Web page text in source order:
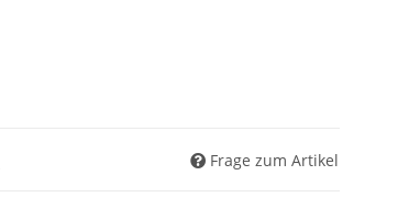
Frage zum Artikel